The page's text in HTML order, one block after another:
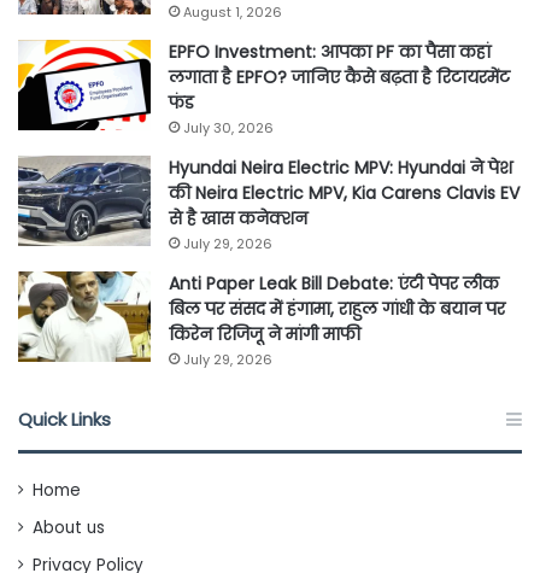
August 1, 2026
EPFO Investment: आपका PF का पैसा कहां
लगाता है EPFO? जानिए कैसे बढ़ता है रिटायरमेंट
फंड
July 30, 2026
Hyundai Neira Electric MPV: Hyundai ने पेश
की Neira Electric MPV, Kia Carens Clavis EV
से है खास कनेक्शन
July 29, 2026
Anti Paper Leak Bill Debate: एंटी पेपर लीक
बिल पर संसद में हंगामा, राहुल गांधी के बयान पर
किरेन रिजिजू ने मांगी माफी
July 29, 2026
Quick Links
Home
About us
Privacy Policy